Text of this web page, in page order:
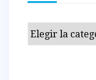
Categorías